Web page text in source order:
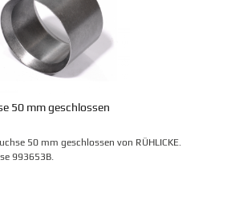
50 mm geschlossen
50 mm geschlossen von RÜHLICKE.
993653B.